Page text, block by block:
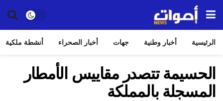
الرئيسية أخبار وطنية جهات أخبار الصحراء أنشطة ملكية
الحسيمة تتصدر مقاييس الأمطار
المسجلة بالمملكة